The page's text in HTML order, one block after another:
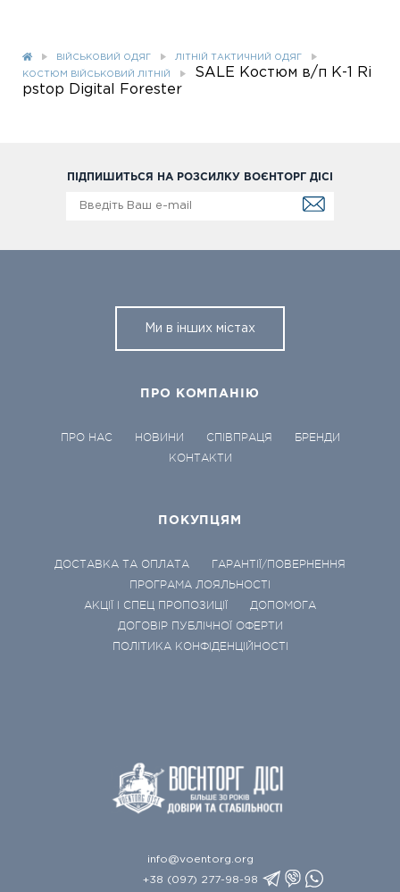
ВІЙСЬКОВИЙ ОДЯГ ЛІТНІЙ ТАКТИЧНИЙ ОДЯГ
КОСТЮМ ВІЙСЬКОВИЙ ЛІТНІЙ
SALE Костюм в/п К-1 Ri
pstop Digital Forester
ПІДПИШИТЬСЯ НА РОЗСИЛКУ ВОЄНТОРГ ДІСІ
Ми в інших містах
ПРО КОМПАНІЮ
ПРО НАС НОВИНИ СПІВПРАЦЯ
БРЕНДИ
КОНТАКТИ
ПОКУПЦЯМ
ДОСТАВКА ТА ОПЛАТА
ГАРАНТІЇ/ПОВЕРНЕННЯ
ПРОГРАМА ЛОЯЛЬНОСТІ
АКЦІЇ І СПЕЦ ПРОПОЗИЦІЇ
ДОПОМОГА
ДОГОВІР ПУБЛІЧНОЇ ОФЕРТИ
ПОЛІТИКА КОНФІДЕНЦІЙНОСТІ
info@voentorg.org
+38 (097) 277-98-98